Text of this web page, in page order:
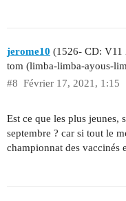
jerome10 (1526- CD: V11
tom (limba-limba-ayous-
Février 17, 2021, 1:15
#8
Est ce que les plus jeunes,
septembre ? car si tout le
championnat des vaccinés